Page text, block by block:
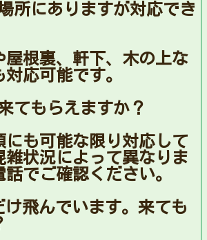
所にありますが対応でき
屋根裏、軒下、木の上な
応可能です。
てもらえますか？
にも可能な限り対応して
雑状況によって異なりま
でご確認ください。
飛んでいます。来ても